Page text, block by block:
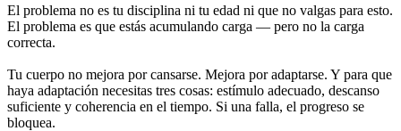
El problema no es tu disciplina ni tu edad ni que no valgas para esto.
El problema es que estás acumulando carga — pero no la carga
correcta.
Tu cuerpo no mejora por cansarse. Mejora por adaptarse. Y para que
haya adaptación necesitas tres cosas: estímulo adecuado, descanso
suficiente y coherencia en el tiempo. Si una falla, el progreso se
bloquea.